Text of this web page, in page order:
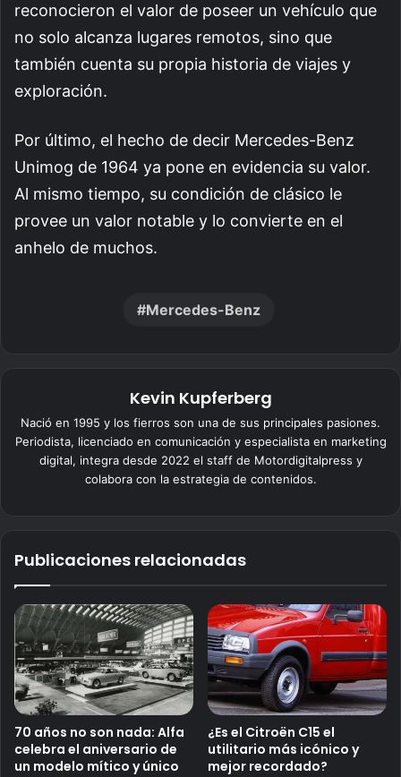
reconocieron el valor de poseer un vehículo que
no solo alcanza lugares remotos, sino que
también cuenta su propia historia de viajes y
exploración.
Por último, el hecho de decir Mercedes-Benz
Unimog de 1964 ya pone en evidencia su valor.
Al mismo tiempo, su condición de clásico le
provee un valor notable y lo convierte en el
anhelo de muchos.
Mercedes-Benz
Kevin Kupferberg
Nació en 1995 y los fierros son una de sus principales pasiones.
Periodista, licenciado en comunicación y especialista en marketing
digital, integra desde 2022 el staff de Motordigitalpress y
colabora con la estrategia de contenidos.
Publicaciones relacionadas
70 años no son nada: Alfa
celebra el aniversario de
un modelo mítico y único
¿Es el Citroën C15 el
utilitario más icónico y
mejor recordado?